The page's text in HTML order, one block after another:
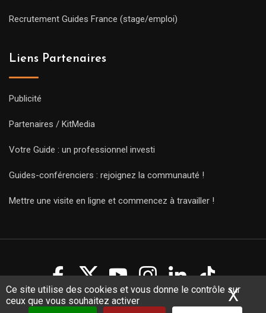
Ce site utilise des cookies et vous donne le contrôle sur
ceux que vous souhaitez activer
X
Recrutement Guides France (stage/emploi)
Liens Partenaires
Publicité
Partenaires / KitMedia
Votre Guide : un professionnel investi
Guides-conférenciers : rejoignez la communauté !
Mettre une visite en ligne et commencez à travailler !
Copyright Guides 2021. Tous droits réservés.
Développement